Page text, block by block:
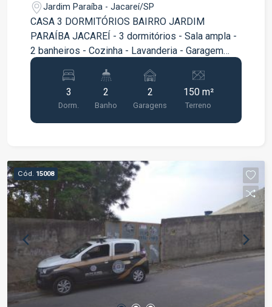
Jardim Paraíba - Jacareí/SP
CASA 3 DORMITÓRIOS BAIRRO JARDIM
PARAÍBA JACAREÍ - 3 dormitórios - Sala ampla -
2 banheiros - Cozinha - Lavanderia - Garagem
para 2 carros - Ponto comercial AGENDE SUA
VISITA!!!
3
Dorm.
2
Banho
2
Garagens
150 m²
Terreno
Cód. 15008